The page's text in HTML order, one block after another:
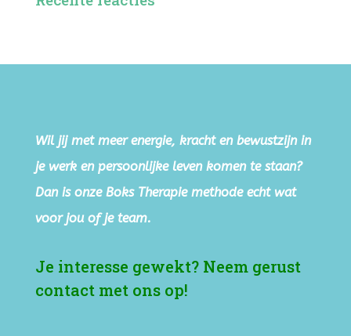
Wil jij met meer energie, kracht en bewustzijn in
je werk en persoonlijke leven komen te staan?
Dan is onze Boks Therapie methode echt wat
voor jou of je team.
Je interesse gewekt? Neem gerust
contact met ons op!